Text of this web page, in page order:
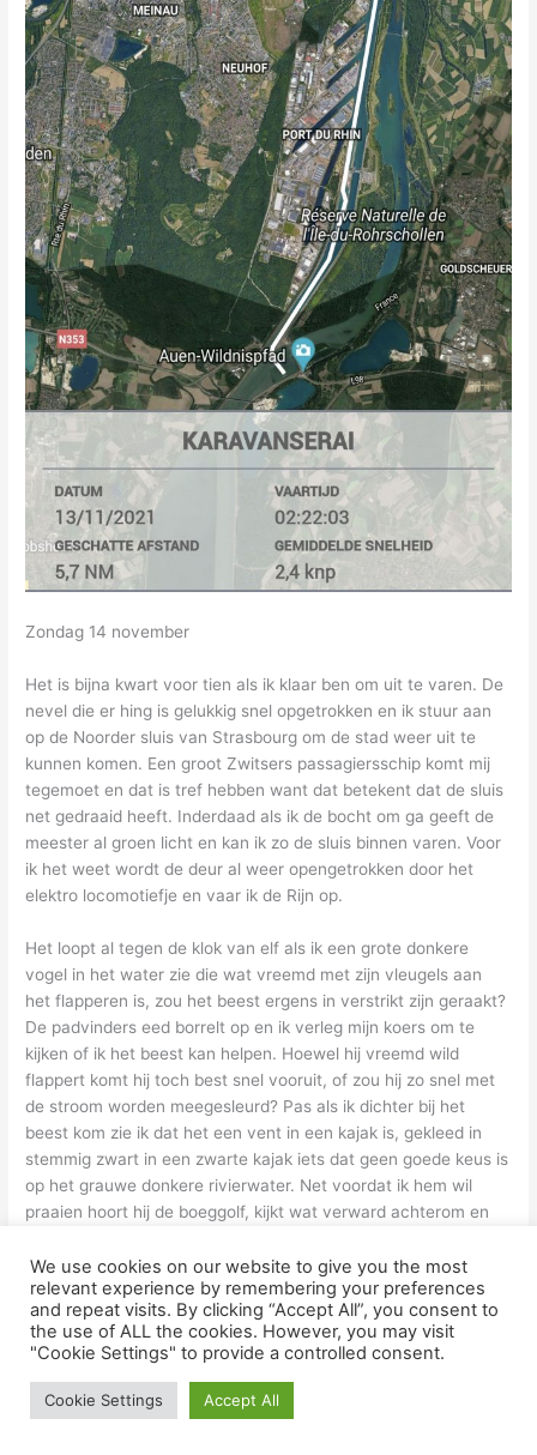
Zondag 14 november
Het is bijna kwart voor tien als ik klaar ben om uit te varen. De
nevel die er hing is gelukkig snel opgetrokken en ik stuur aan
op de Noorder sluis van Strasbourg om de stad weer uit te
kunnen komen. Een groot Zwitsers passagiersschip komt mij
tegemoet en dat is tref hebben want dat betekent dat de sluis
net gedraaid heeft. Inderdaad als ik de bocht om ga geeft de
meester al groen licht en kan ik zo de sluis binnen varen. Voor
ik het weet wordt de deur al weer opengetrokken door het
elektro locomotiefje en vaar ik de Rijn op.
Het loopt al tegen de klok van elf als ik een grote donkere
vogel in het water zie die wat vreemd met zijn vleugels aan
het flapperen is, zou het beest ergens in verstrikt zijn geraakt?
De padvinders eed borrelt op en ik verleg mijn koers om te
kijken of ik het beest kan helpen. Hoewel hij vreemd wild
flappert komt hij toch best snel vooruit, of zou hij zo snel met
de stroom worden meegesleurd? Pas als ik dichter bij het
beest kom zie ik dat het een vent in een kajak is, gekleed in
stemmig zwart in een zwarte kajak iets dat geen goede keus is
op het grauwe donkere rivierwater. Net voordat ik hem wil
praaien hoort hij de boeggolf, kijkt wat verward achterom en
achter zijn kajak. Nog voor ik iets heb kunnen zeggen zet het
meteen op een schreeuwen en zegt dat ik van hem moet
wegsturen. Ik probeer hem nog uit te leggen dat ik hem voor
een watervogel had aangezien en hij beter aan de rand van de
vaargeul kan gaan kajakken maar blijkbaar heeft hij zijn
redelijkheid nog thuis op de keukentafel laten liggen. Hij roept
mij nog toe dat ik moet oprotten naar Holland en wat of ik hier
We use cookies on our website to give you the most
relevant experience by remembering your preferences
and repeat visits. By clicking “Accept All”, you consent to
the use of ALL the cookies. However, you may visit
"Cookie Settings" to provide a controlled consent.
Cookie Settings Accept All